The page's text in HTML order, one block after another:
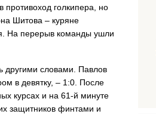
голкипера, но
Шитова – куряне
На перерыв команды ушли
другими словами. Павлов
в девятку, – 1:0. После
курсах и на 61-й минуте
защитников финтами и